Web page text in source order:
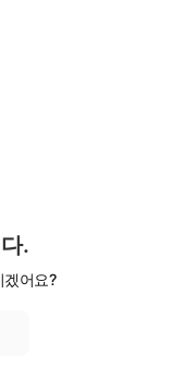
.
어요?